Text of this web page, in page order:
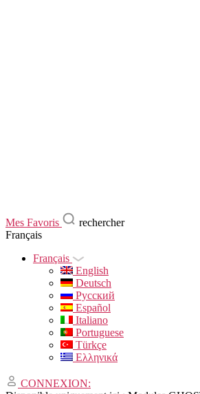
Mes Favoris
rechercher
Français
Français
English
Deutsch
Русский
Español
Italiano
Portuguese
Türkçe
Ελληνικά
CONNEXION: